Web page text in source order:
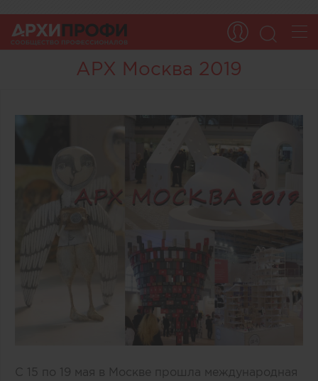
АРХ Москва 2019
С 15 по 19 мая в Москве прошла международная